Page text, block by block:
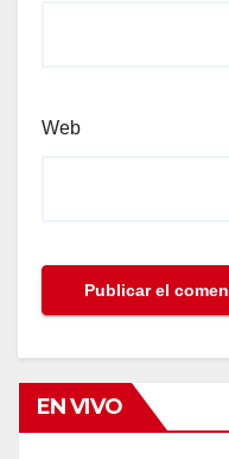
Web
EN VIVO